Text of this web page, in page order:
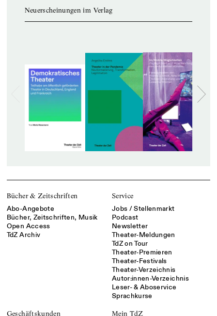
Neuerscheinungen im Verlag
Bücher & Zeitschriften
Abo-Angebote
Bücher, Zeitschriften, Musik
Open Access
TdZ Archiv
Service
Jobs / Stellenmarkt
Podcast
Newsletter
Theater-Meldungen
TdZ on Tour
Theater-Premieren
Theater-Festivals
Theater-Verzeichnis
Autor:innen-Verzeichnis
Leser- & Aboservice
Sprachkurse
Geschäftskunden Mein TdZ